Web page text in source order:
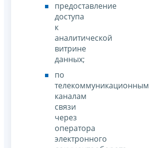
предоставление
доступа
к
аналитической
витрине
данных;
по
телекоммуникационным
каналам
связи
через
оператора
электронного